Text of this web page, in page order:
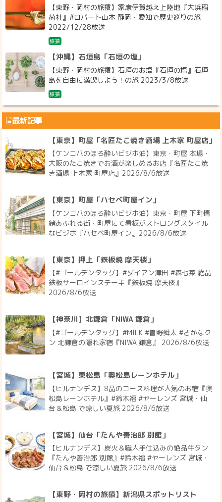
【東野・岡村の旅猿】家康伊賀越え上陸地『大浜稲
荷社』#ロバート山本 静岡・愛知で歴史巡りの旅
2022/12/28放送
旅猿
【沖縄】石垣島「石垣の塩」
【東野・岡村の旅猿】石垣のお塩『石垣の塩』石垣
島を自由に満喫しよう！の旅 2023/3/8放送
旅猿
最新記事
【東京】町屋「名匠たこ焼き酒場 上木家 町屋店」
【ケンコバのほろ酔いビジホ泊】東京・町屋 本場・
大阪のたこ焼きでお酒が楽しめるお店『名匠たこ焼
き酒場 上木家 町屋店』2026/8/6放送
【東京】町屋「ハセベ町屋イン」
【ケンコバのほろ酔いビジホ泊】東京・町屋 下町情
緒あふれる街・町屋にて看板がストロングスタイル
なビジホ『ハセベ町屋イン』2026/8/6放送
【東京】押上「鉄板焼 摩天楼」
【#ゴールデンタッグ】#ダイアン津田 #森七菜 絶品
鉄板サーロインステーキ『鉄板焼 摩天楼』
2026/8/6放送
【神奈川】北鎌倉「NIWA 鎌倉」
【#ゴールデンタッグ】#MILK #曽野舜太 #さかなク
ン 北鎌倉の隠れ家宿『NIWA 鎌倉』 2026/8/6放送
【宮城】東松島「奥松島レーンホテル」
【ヒルナンデス】8品のコース料理が人気のお宿『奥
松島レーンホテル』#鈴木福 #ヤーレンズ 宮城・仙
台＆松島 で涼しい夏旅 2026/8/6放送
【宮城】仙台「たんや善治郎 別館」
【ヒルナンデス】炭火＆職人手仕込みの絶品牛タン
『たんや善治郎 別館』#鈴木福 #ヤーレンズ 宮城・
仙台＆松島 で涼しい夏旅 2026/8/6放送
【東野・岡村の旅猿】新潟県スポットリスト